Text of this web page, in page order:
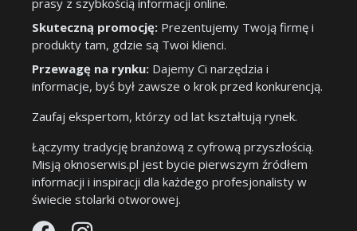
prasy z szybkością informacji online.
Skuteczną promocję: Prezentujemy Twoją firmę i
produkty tam, gdzie są Twoi klienci.
Przewagę na rynku: Dajemy Ci narzędzia i
informacje, byś był zawsze o krok przed konkurencją.
Zaufaj ekspertom, którzy od lat kształtują rynek.
Łączymy tradycję branżową z cyfrową przyszłością.
Misją oknoserwis.pl jest bycie pierwszym źródłem
informacji i inspiracji dla każdego profesjonalisty w
świecie stolarki otworowej.